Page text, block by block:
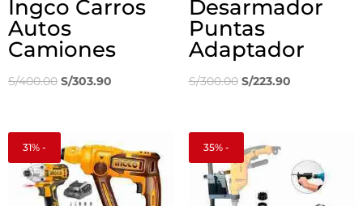
Ingco Carros
Autos
Camiones
S/400.00 El
era:
S/400.00.
S/303.90
es:
S/303.90.
Desarmador
Puntas
Adaptador
S/300.00 El
era:
S/300.00.
S/223.90El
S/223.90.
31% - 35% -